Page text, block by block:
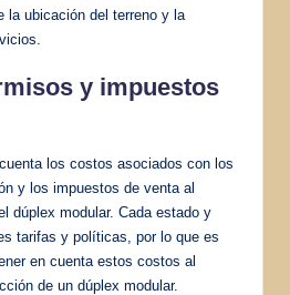
la ubicación del terreno y la
y impuestos
los costos asociados con los
y los impuestos de venta al
dúplex modular. Cada estado y
tarifas y políticas, por lo que es
en cuenta estos costos al
de un dúplex modular.